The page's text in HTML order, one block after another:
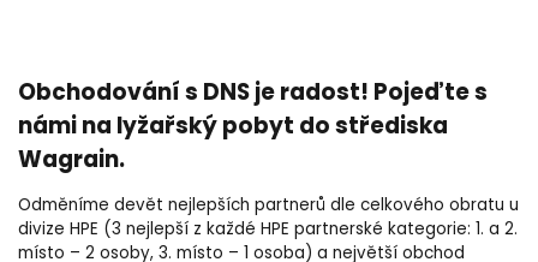
Obchodování s DNS je radost! Pojeďte s
námi na lyžařský pobyt do střediska
Wagrain.
Odměníme devět nejlepších partnerů dle celkového obratu u
divize HPE (3 nejlepší z každé HPE partnerské kategorie: 1. a 2.
místo – 2 osoby, 3. místo – 1 osoba) a největší obchod